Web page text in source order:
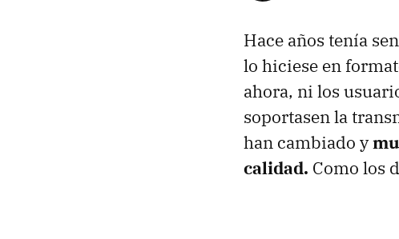
Hace años tenía
lo hiciese en
ahora, ni los
soportasen la
han cambiado y
calidad. Como los